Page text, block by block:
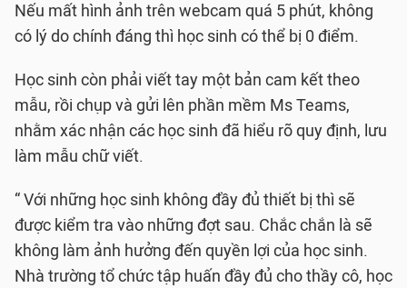
Nếu mất hình ảnh trên webcam quá 5 phút, không
có lý do chính đáng thì học sinh có thể bị 0 điểm.
Học sinh còn phải viết tay một bản cam kết theo
mẫu, rồi chụp và gửi lên phần mềm Ms Teams,
nhằm xác nhận các học sinh đã hiểu rõ quy định, lưu
làm mẫu chữ viết.
“ Với những học sinh không đầy đủ thiết bị thì sẽ
được kiểm tra vào những đợt sau. Chắc chắn là sẽ
không làm ảnh hưởng đến quyền lợi của học sinh.
Nhà trường tổ chức tập huấn đầy đủ cho thầy cô, học